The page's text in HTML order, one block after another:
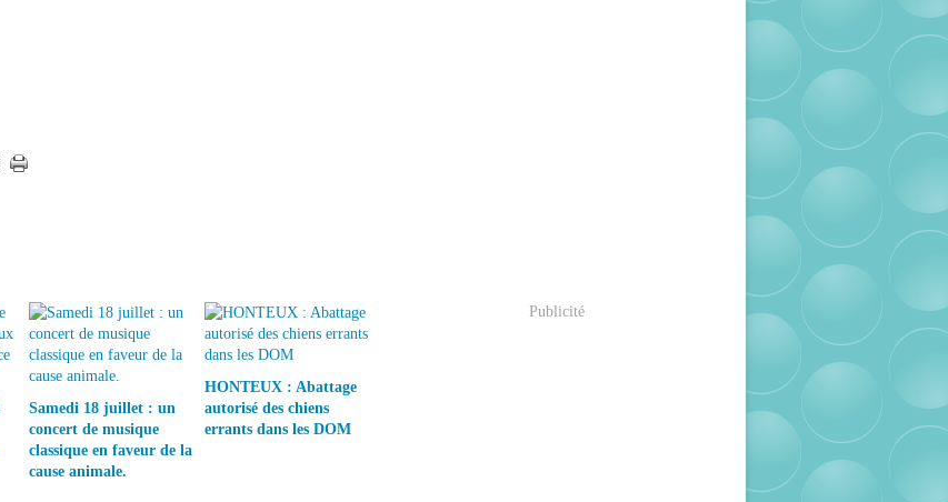
Samedi 18 juillet : un
concert de musique
classique en faveur de la
cause animale.
HONTEUX : Abattage
autorisé des chiens
errants dans les DOM
Publicité